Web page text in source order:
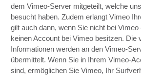
dem Vimeo-Server mitgeteilt, welche
besucht haben. Zudem erlangt Vimeo
gilt auch dann, wenn Sie nicht bei
keinen Account bei Vimeo besitzen. Die
Informationen werden an den Vimeo-
übermittelt. Wenn Sie in Ihrem Vimeo-
sind, ermöglichen Sie Vimeo, Ihr